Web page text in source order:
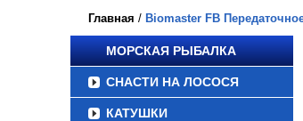
Главная / Biomaster FB
МОРСКАЯ РЫБАЛКА
СНАСТИ НА ЛОСОСЯ
КАТУШКИ